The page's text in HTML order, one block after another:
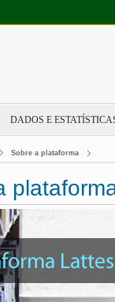
DADOS E
Sobre a plataforma